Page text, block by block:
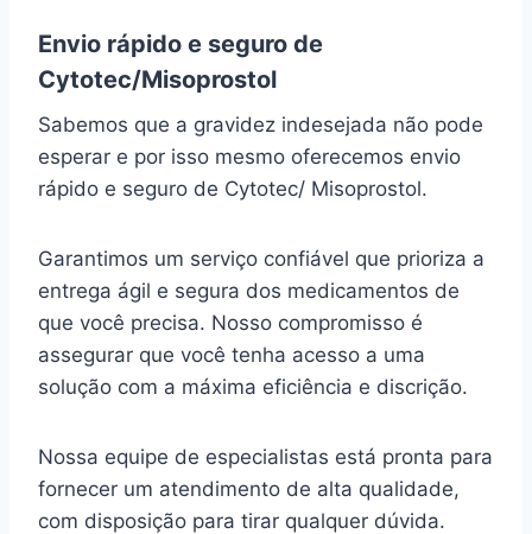
Envio rápido e seguro de
Cytotec/Misoprostol
Sabemos que a gravidez indesejada não pode
esperar e por isso mesmo oferecemos envio
rápido e seguro de Cytotec/ Misoprostol.
Garantimos um serviço confiável que prioriza a
entrega ágil e segura dos medicamentos de
que você precisa. Nosso compromisso é
assegurar que você tenha acesso a uma
solução com a máxima eficiência e discrição.
Nossa equipe de especialistas está pronta para
fornecer um atendimento de alta qualidade,
com disposição para tirar qualquer dúvida.